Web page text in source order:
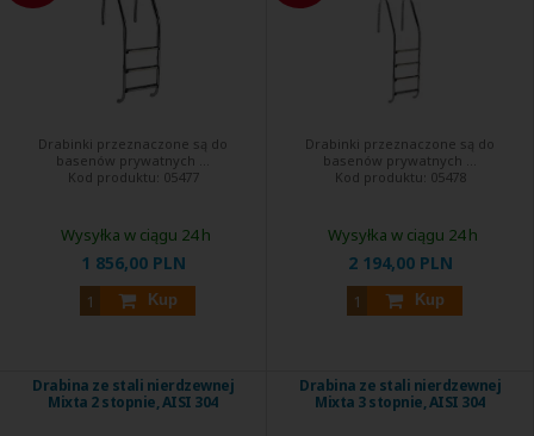
Drabinki przeznaczone są do
basenów prywatnych ...
Kod produktu: 05477
1 856,00 PLN
Kup
Wysyłka w ciągu 24 h
Drabinki przeznaczone są do
basenów prywatnych ...
Kod produktu: 05478
2 194,00 PLN
Kup
Wysyłka w ciągu 24 h
Drabina ze stali nierdzewnej
Mixta 2 stopnie, AISI 304
Drabina ze stali nierdzewnej
Mixta 3 stopnie, AISI 304